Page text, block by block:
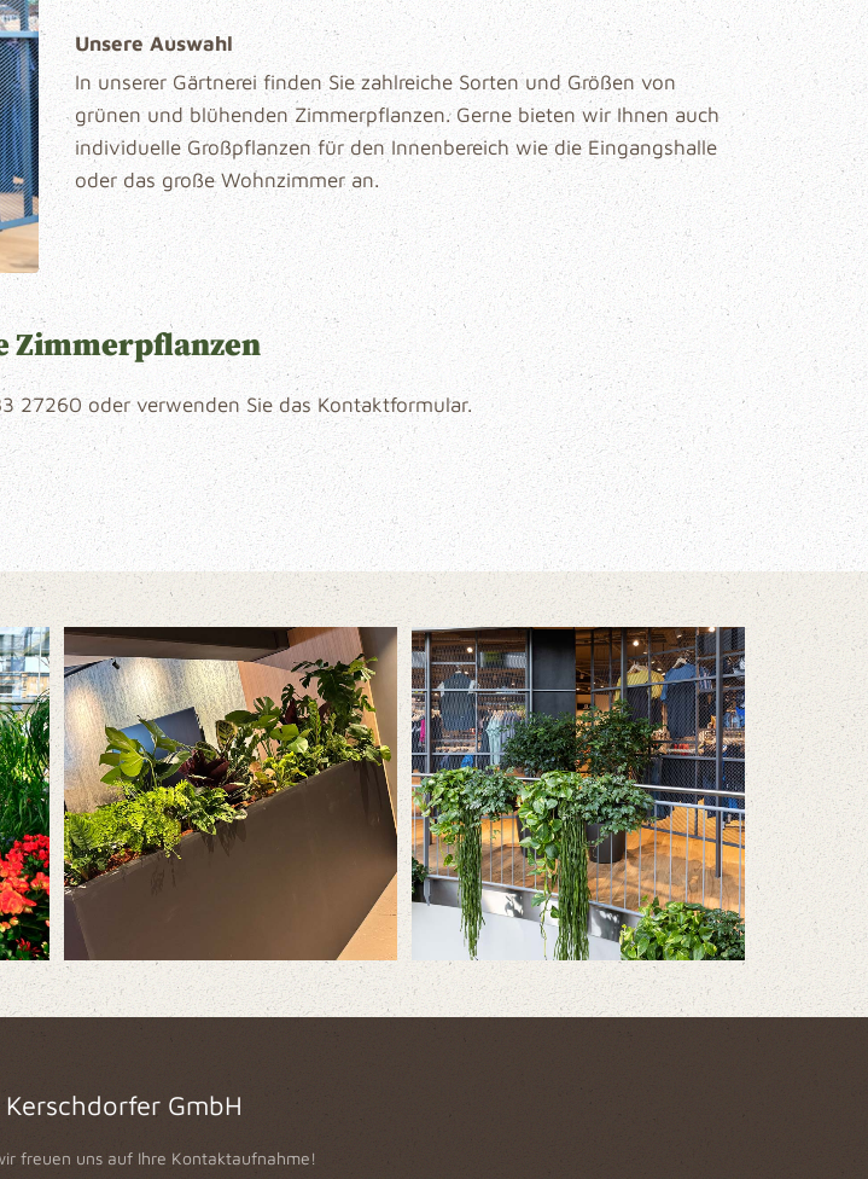
Unsere Auswahl
In unserer Gärtnerei finden Sie zahlreiche Sorten und Größen von
grünen und blühenden Zimmerpflanzen. Gerne bieten wir Ihnen auch
individuelle Großpflanzen für den Innenbereich wie die Eingangshalle
oder das große Wohnzimmer an.
Zimmerpflanzen
27260 oder verwenden Sie das Kontaktformular.
GmbH
freuen uns auf Ihre Kontaktaufnahme!